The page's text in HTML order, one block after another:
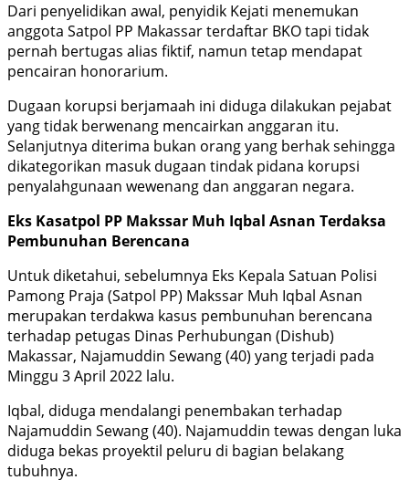
Dari penyelidikan awal, penyidik Kejati menemukan
anggota Satpol PP Makassar terdaftar BKO tapi tidak
pernah bertugas alias fiktif, namun tetap mendapat
pencairan honorarium.
Dugaan korupsi berjamaah ini diduga dilakukan pejabat
yang tidak berwenang mencairkan anggaran itu.
Selanjutnya diterima bukan orang yang berhak sehingga
dikategorikan masuk dugaan tindak pidana korupsi
penyalahgunaan wewenang dan anggaran negara.
Eks Kasatpol PP Makssar Muh Iqbal Asnan Terdaksa
Pembunuhan Berencana
Untuk diketahui, sebelumnya Eks Kepala Satuan Polisi
Pamong Praja (Satpol PP) Makssar Muh Iqbal Asnan
merupakan terdakwa kasus pembunuhan berencana
terhadap petugas Dinas Perhubungan (Dishub)
Makassar, Najamuddin Sewang (40) yang terjadi pada
Minggu 3 April 2022 lalu.
Iqbal, diduga mendalangi penembakan terhadap
Najamuddin Sewang (40). Najamuddin tewas dengan luka
diduga bekas proyektil peluru di bagian belakang
tubuhnya.